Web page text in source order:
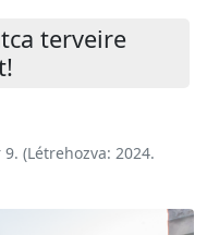
terveire
9. (Létrehozva: 2024.